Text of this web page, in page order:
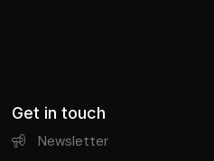
Get in touch
Newsletter